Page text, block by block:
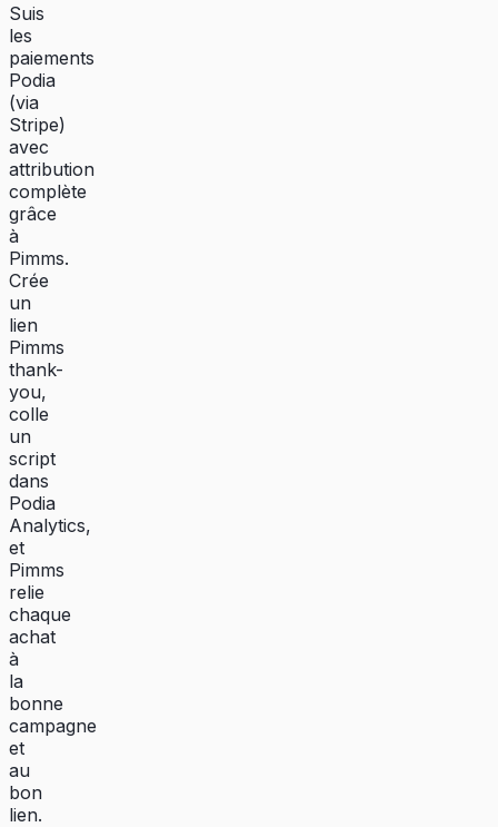
Suis
les
paiements
Podia
(via
Stripe)
avec
attribution
complète
grâce
à
Pimms.
Crée
un
lien
Pimms
thank-
you,
colle
un
script
dans
Podia
Analytics,
et
Pimms
relie
chaque
achat
à
la
bonne
campagne
et
au
bon
lien.